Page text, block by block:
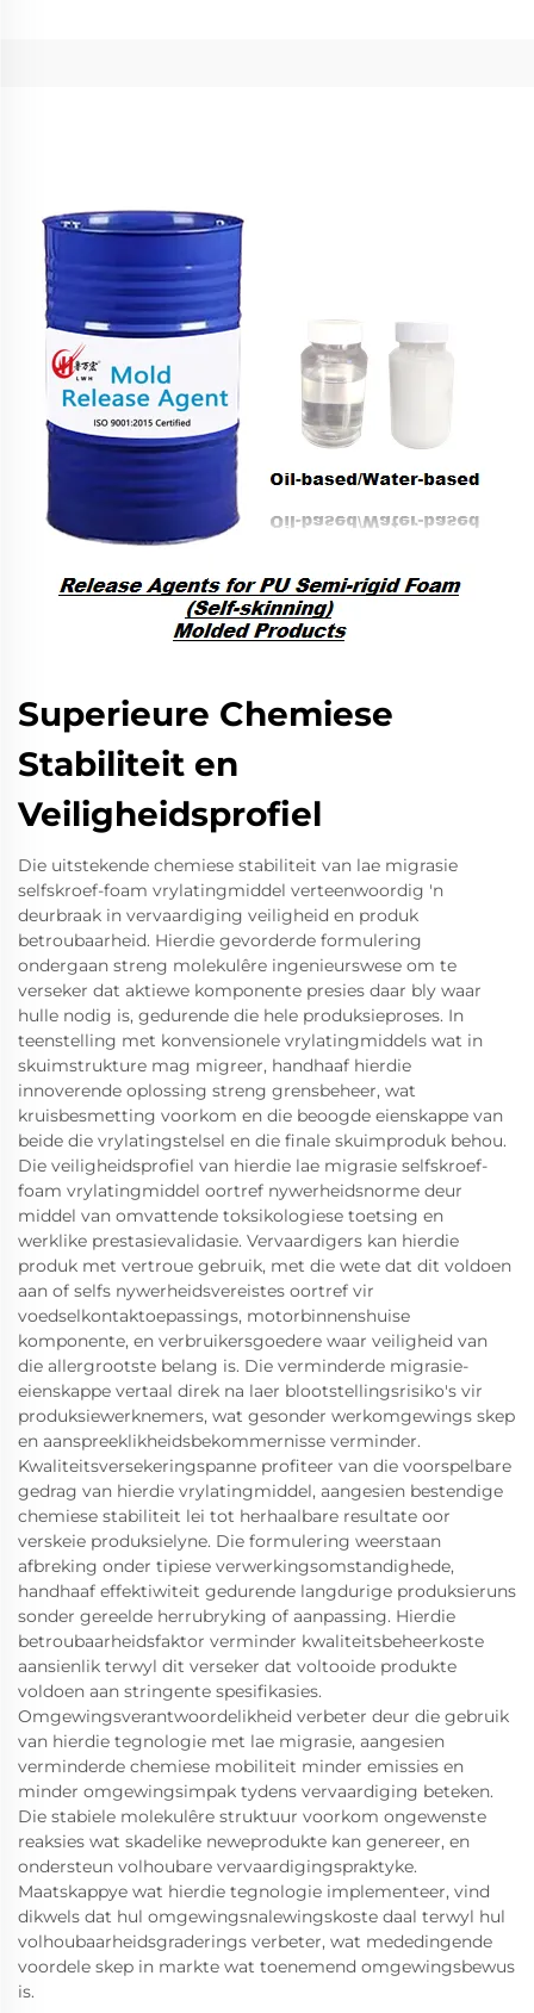
Superieure Chemiese
Stabiliteit en
Veiligheidsprofiel
Die uitstekende chemiese stabiliteit van lae migrasie
selfskroef-foam vrylatingmiddel verteenwoordig 'n
deurbraak in vervaardiging veiligheid en produk
betroubaarheid. Hierdie gevorderde formulering
ondergaan streng molekulêre ingenieurswese om te
verseker dat aktiewe komponente presies daar bly waar
hulle nodig is, gedurende die hele produksieproses. In
teenstelling met konvensionele vrylatingmiddels wat in
skuimstrukture mag migreer, handhaaf hierdie
innoverende oplossing streng grensbeheer, wat
kruisbesmetting voorkom en die beoogde eienskappe van
beide die vrylatingstelsel en die finale skuimproduk behou.
Die veiligheidsprofiel van hierdie lae migrasie selfskroef-
foam vrylatingmiddel oortref nywerheidsnorme deur
middel van omvattende toksikologiese toetsing en
werklike prestasievalidasie. Vervaardigers kan hierdie
produk met vertroue gebruik, met die wete dat dit voldoen
aan of selfs nywerheidsvereistes oortref vir
voedselkontaktoepassings, motorbinnenshuise
komponente, en verbruikersgoedere waar veiligheid van
die allergrootste belang is. Die verminderde migrasie-
eienskappe vertaal direk na laer blootstellingsrisiko's vir
produksiewerknemers, wat gesonder werkomgewings skep
en aanspreeklikheidsbekommernisse verminder.
Kwaliteitsversekeringspanne profiteer van die voorspelbare
gedrag van hierdie vrylatingmiddel, aangesien bestendige
chemiese stabiliteit lei tot herhaalbare resultate oor
verskeie produksielyne. Die formulering weerstaan ​​
afbreking onder tipiese verwerkingsomstandighede,
handhaaf effektiwiteit gedurende langdurige produksieruns
sonder gereelde herrubryking of aanpassing. Hierdie
betroubaarheidsfaktor verminder kwaliteitsbeheerkoste
aansienlik terwyl dit verseker dat voltooide produkte
voldoen aan stringente spesifikasies.
Omgewingsverantwoordelikheid verbeter deur die gebruik
van hierdie tegnologie met lae migrasie, aangesien
verminderde chemiese mobiliteit minder emissies en
minder omgewingsimpak tydens vervaardiging beteken.
Die stabiele molekulêre struktuur voorkom ongewenste
reaksies wat skadelike neweprodukte kan genereer, en
ondersteun volhoubare vervaardigingspraktyke.
Maatskappye wat hierdie tegnologie implementeer, vind
dikwels dat hul omgewingsnalewingskoste daal terwyl hul
volhoubaarheidsgraderings verbeter, wat mededingende
voordele skep in markte wat toenemend omgewingsbewus
is.